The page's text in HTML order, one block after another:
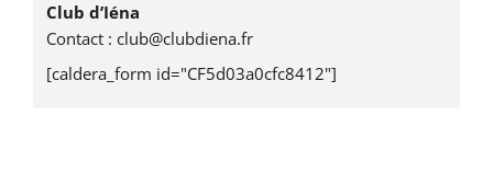
Club d’Iéna
Contact : club@clubdiena.fr
[caldera_form id="CF5d03a0cfc8412"]